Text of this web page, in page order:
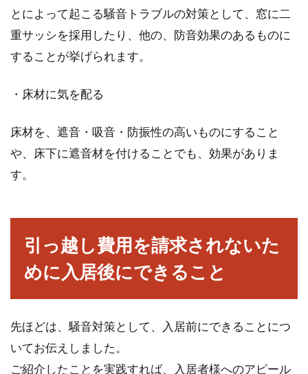
アパートの表札を手作りで出しても
大丈夫？オーナーの心構え
ットを見れば...
新築の住宅が完成するころになると、心配にな
ってくるのが「住所変更」についてではないで
しょうか。...
賃貸物件の賃料や管理費に消費税は
かかっているのか？
とによって起こる騒音トラブルの対策として、窓に二
重サッシを採用したり、他の、防音効果のあるものに
することが挙げられます。
・床材に気を配る
床材を、遮音・吸音・防振性の高いものにすること
や、床下に遮音材を付けることでも、効果がありま
す。
引っ越し費用を請求されないた
めに入居後にできること
先ほどは、騒音対策として、入居前にできることにつ
いてお伝えしました。
ご紹介したことを実践すれば、入居者様へのアピール